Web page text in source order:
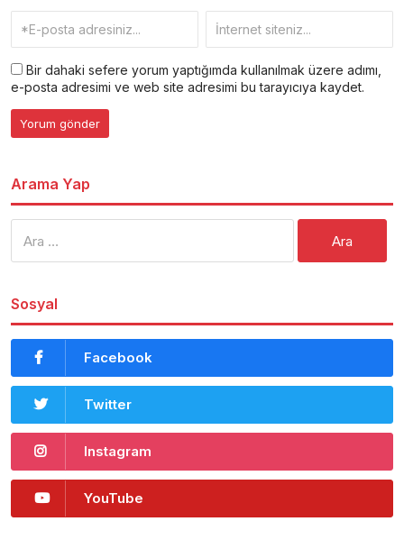
Bir dahaki sefere yorum yaptığımda kullanılmak üzere adımı,
e-posta adresimi ve web site adresimi bu tarayıcıya kaydet.
Arama Yap
Sosyal
Facebook
Twitter
Instagram
YouTube